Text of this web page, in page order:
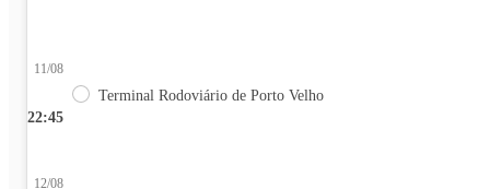
22:45
11/08
Terminal Rodoviário de Porto Velho
12/08